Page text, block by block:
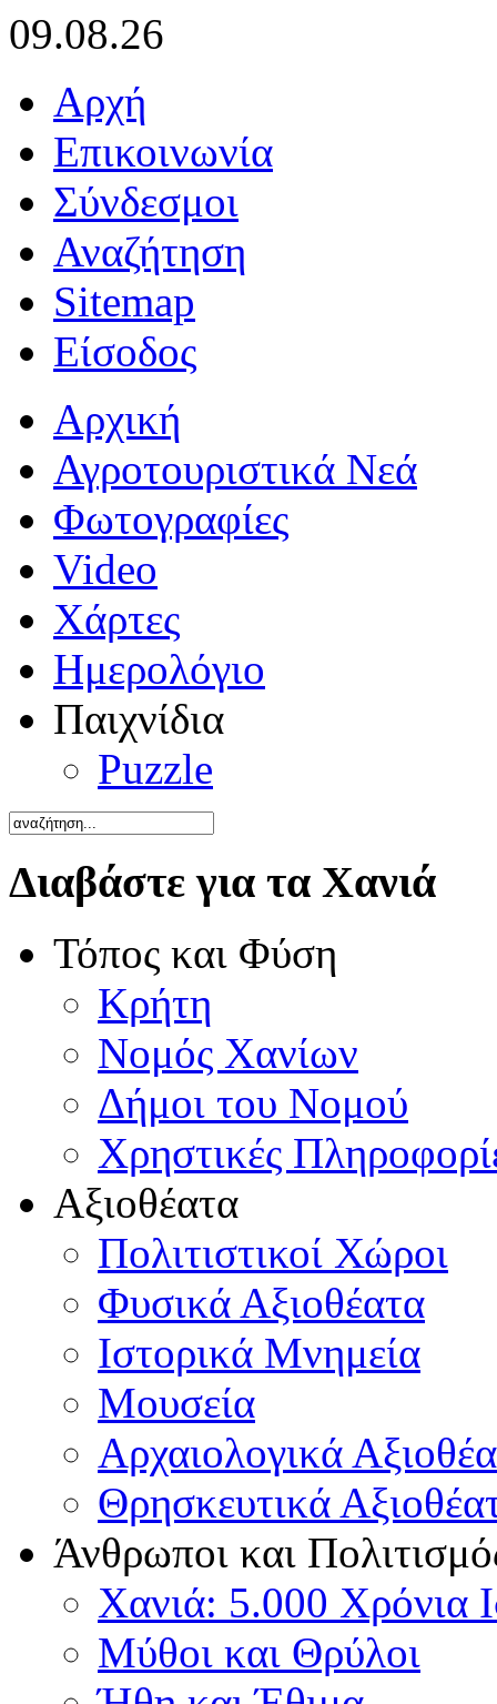
09.08.26
Αρχή
Επικοινωνία
Σύνδεσμοι
Αναζήτηση
Sitemap
Είσοδος
Αρχική
Αγροτουριστικά Νεά
Φωτογραφίες
Video
Χάρτες
Ημερολόγιο
Παιχνίδια
Puzzle
Διαβάστε για τα Χανιά
Τόπος και Φύση
Κρήτη
Νομός Χανίων
Δήμοι του Νομού
Χρηστικές
Αξιοθέατα
Πολιτιστικοί Χώροι
Φυσικά Αξιοθέατα
Ιστορικά Μνημεία
Μουσεία
Αρχαιολογικά
Θρησκευτικά
Άνθρωποι και
Χανιά: 5.000 Χρόνια
Μύθοι και Θρύλοι